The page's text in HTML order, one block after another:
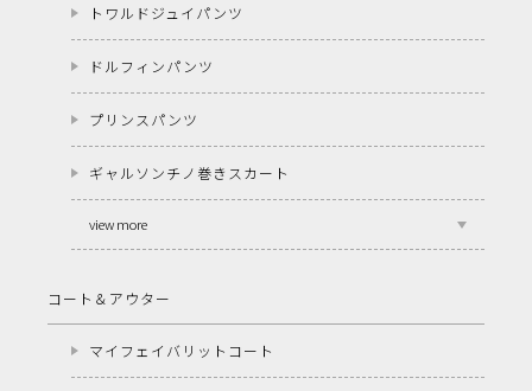
トワルドジュイパンツ
ドルフィンパンツ
プリンスパンツ
ギャルソンチノ巻きスカート
view more
コート＆アウター
マイフェイバリットコート